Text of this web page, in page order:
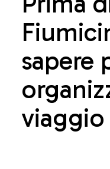
sapere
viaggio